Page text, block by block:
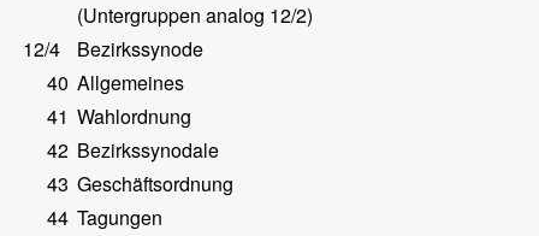
(Untergruppen analog 12/2)
12/4
Bezirkssynode
40 Allgemeines
41 Wahlordnung
42 Bezirkssynodale
43 Geschäftsordnung
44 Tagungen